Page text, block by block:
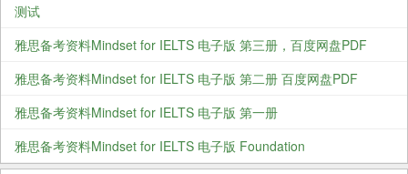
测试
雅思备考资料Mindset for IELTS 电子版 第三册，百度网盘PDF
雅思备考资料Mindset for IELTS 电子版 第二册 百度网盘PDF
雅思备考资料Mindset for IELTS 电子版 第一册
雅思备考资料Mindset for IELTS 电子版 Foundation